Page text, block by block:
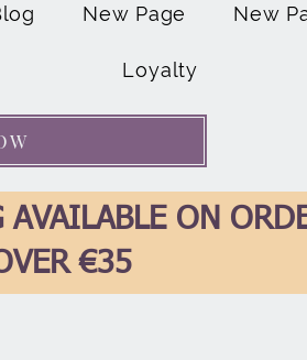
New Page New
Loyalty
AVAILABLE ON
€35